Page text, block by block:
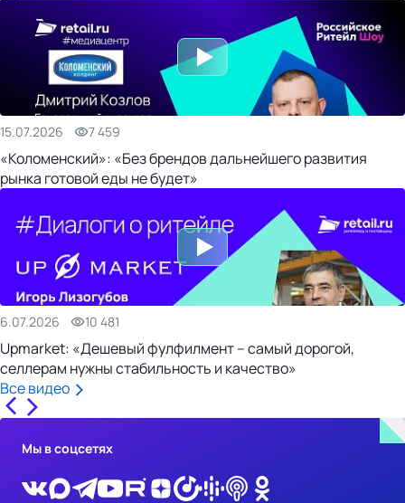
15.07.2026 7 459
«Коломенский»: «Без брендов дальнейшего развития
рынка готовой еды не будет»
6.07.2026 10 481
Upmarket: «Дешевый фулфилмент – самый дорогой,
селлерам нужны стабильность и качество»
Все видео
Мы в соцсетях